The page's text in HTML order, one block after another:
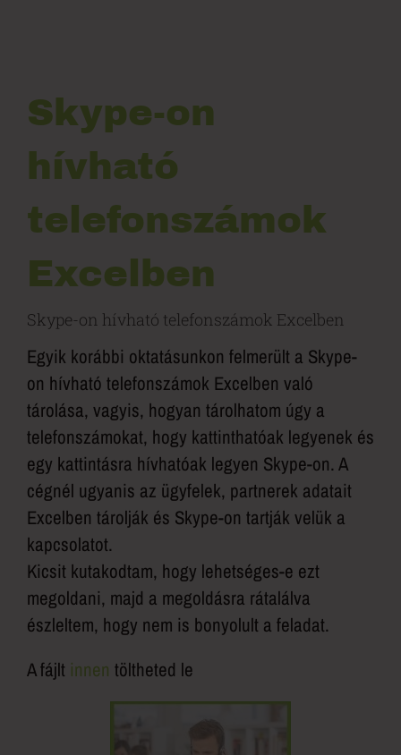
Skype-on
hívható
telefonszámok
Excelben
Skype-on hívható telefonszámok Excelben
Egyik korábbi oktatásunkon felmerült a Skype-
on hívható telefonszámok Excelben való
tárolása, vagyis, hogyan tárolhatom úgy a
telefonszámokat, hogy kattinthatóak legyenek és
egy kattintásra hívhatóak legyen Skype-on. A
cégnél ugyanis az ügyfelek, partnerek adatait
Excelben tárolják és Skype-on tartják velük a
kapcsolatot.
Kicsit kutakodtam, hogy lehetséges-e ezt
megoldani, majd a megoldásra rátalálva
észleltem, hogy nem is bonyolult a feladat.
A fájlt innen töltheted le